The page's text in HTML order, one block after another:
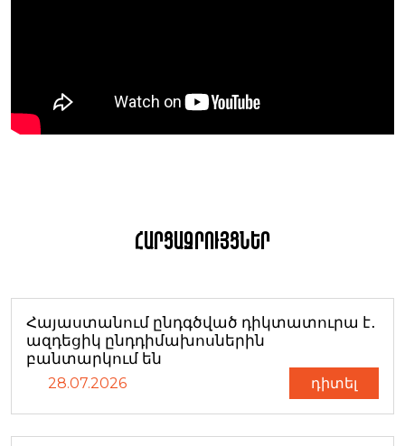
Հարցազրույցներ
Հայաստանում ընդգծված դիկտատուրա է․
ազդեցիկ ընդդիմախոսներին
բանտարկում են
28.07.2026 դիտել